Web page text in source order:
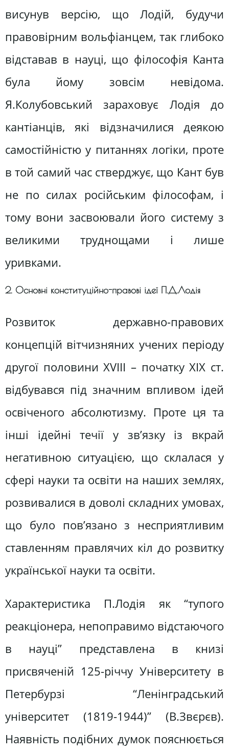
висунув версію, що Лодій, будучи
правовірним вольфіанцем, так глибоко
відставав в науці, що філософія Канта
була йому зовсім невідома.
Я.Колубовський зараховує Лодія до
кантіанців, які відзначилися деякою
самостійністю у питаннях логіки, проте
в той самий час стверджує, що Кант був
не по силах російським філософам, і
тому вони засвоювали його систему з
великими труднощами і лише
уривками.
2. Основні конституційно-правові ідеї П.Д.Лодія
Розвиток державно-правових
концепцій вітчизняних учених періоду
другої половини XVIII – початку XIX ст.
відбувався під значним впливом ідей
освіченого абсолютизму. Проте ця та
інші ідейні течії у зв’язку із вкрай
негативною ситуацією, що склалася у
сфері науки та освіти на наших землях,
розвивалися в доволі складних умовах,
що було пов’язано з несприятливим
ставленням правлячих кіл до розвитку
української науки та освіти.
Характеристика П.Лодія як “тупого
реакціонера, непоправимо відстаючого
в науці” представлена в книзі
присвяченій 125-річчу Університету в
Петербурзі “Ленінградський
університет (1819-1944)” (В.Звєрєв).
Наявність подібних думок пояснюється